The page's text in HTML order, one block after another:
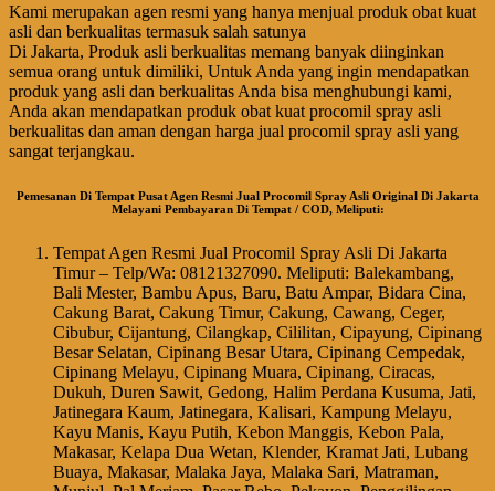
Kami merupakan agen resmi yang hanya menjual produk obat kuat
asli dan berkualitas termasuk salah satunya
Di Jakarta, Produk asli berkualitas memang banyak diinginkan
semua orang untuk dimiliki, Untuk Anda yang ingin mendapatkan
produk yang asli dan berkualitas Anda bisa menghubungi kami,
Anda akan mendapatkan produk obat kuat procomil spray asli
berkualitas dan aman dengan harga jual procomil spray asli yang
sangat terjangkau.
Pemesanan Di Tempat Pusat Agen Resmi Jual Procomil Spray Asli Original Di Jakarta
Melayani Pembayaran Di Tempat / COD, Meliputi:
Tempat Agen Resmi Jual Procomil Spray Asli Di Jakarta
Timur – Telp/Wa: 08121327090. Meliputi: Balekambang,
Bali Mester, Bambu Apus, Baru, Batu Ampar, Bidara Cina,
Cakung Barat, Cakung Timur, Cakung, Cawang, Ceger,
Cibubur, Cijantung, Cilangkap, Cililitan, Cipayung, Cipinang
Besar Selatan, Cipinang Besar Utara, Cipinang Cempedak,
Cipinang Melayu, Cipinang Muara, Cipinang, Ciracas,
Dukuh, Duren Sawit, Gedong, Halim Perdana Kusuma, Jati,
Jatinegara Kaum, Jatinegara, Kalisari, Kampung Melayu,
Kayu Manis, Kayu Putih, Kebon Manggis, Kebon Pala,
Makasar, Kelapa Dua Wetan, Klender, Kramat Jati, Lubang
Buaya, Makasar, Malaka Jaya, Malaka Sari, Matraman,